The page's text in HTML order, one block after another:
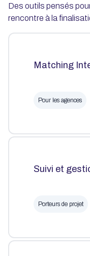
Des outils pensés
rencontre à la
Matching
Pour les agences
Suivi et
Porteurs de projet